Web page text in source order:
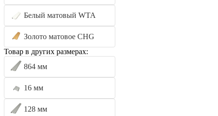
Белый матовый WTA
Золото матовое CHG
Товар в других размерах:
864 мм
16 мм
128 мм